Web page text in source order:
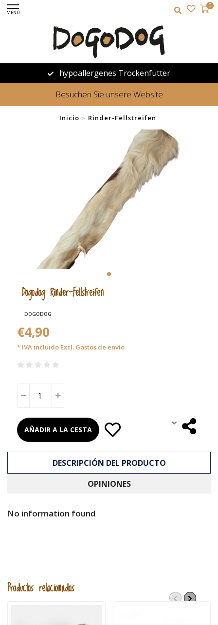
MENÚ
0
hypoallergenes Trockenfutter
Besuchen Sie unsere Website
Inicio > Rinder-Fellstreifen
Dogodog Rinder-Fellstreifen
DOGODOG
€4,90
* IVA incluido Excl. Gastos de envío
AÑADIR A LA CESTA
DESCRIPCIÓN DEL PRODUCTO
OPINIONES
No information found
Productos relacionados